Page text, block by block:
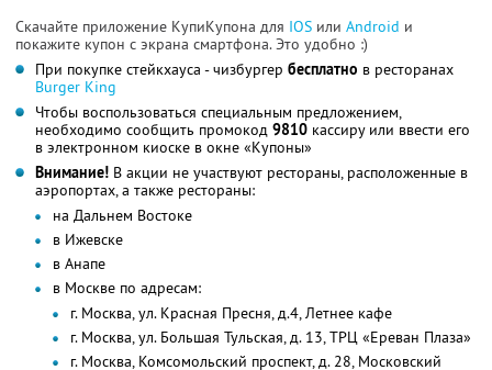
Скачайте приложение КупиКупона для IOS или Android и
покажите купон с экрана смартфона. Это удобно :)
При покупке стейкхауса - чизбургер бесплатно в ресторанах
Burger King
Чтобы воспользоваться специальным предложением,
необходимо сообщить промокод 9810 кассиру или ввести его
в электронном киоске в окне «Купоны»
Внимание! В акции не участвуют рестораны, расположенные в
аэропортах, а также рестораны:
на Дальнем Востоке
в Ижевске
в Анапе
в Москве по адресам:
г. Москва, ул. Красная Пресня, д.4, Летнее кафе
г. Москва, ул. Большая Тульская, д. 13, ТРЦ «Ереван Плаза»
г. Москва, Комсомольский проспект, д. 28, Московский